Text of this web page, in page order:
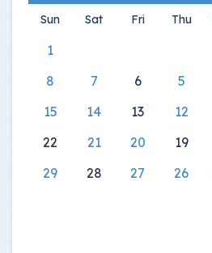
Thu
Fri
Sat
Sun
1
5
6
7
8
12
13
14
15
19
20
21
22
26
27
28
29